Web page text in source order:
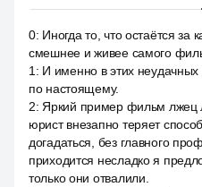
0: Иногда то, что остаётся за
смешнее и живее самого
1 : И именно в этих
по настоящему.
2: Яркий пример фильм лжец
юрист внезапно теряет
догадаться, без главного
приходится несладко я
только они отвалили.